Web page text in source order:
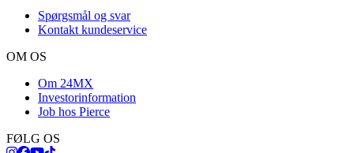
Spørgsmål og svar
Kontakt kundeservice
OM OS
Om 24MX
Investorinformation
Job hos Pierce
FØLG OS